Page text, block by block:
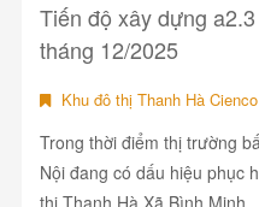
Tiến độ xây dựng
tháng 12/2025
Khu đô thị Thanh Hà
Trong thời điểm thị trường
Nội đang có dấu hiệu phục